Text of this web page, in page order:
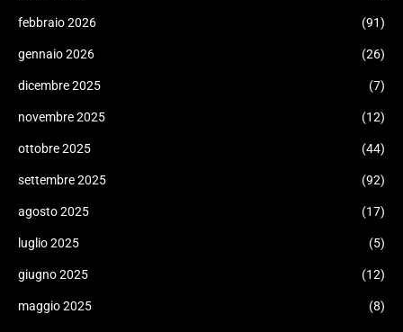
febbraio 2026 (91)
gennaio 2026 (26)
dicembre 2025 (7)
novembre 2025 (12)
ottobre 2025 (44)
settembre 2025 (92)
agosto 2025 (17)
luglio 2025 (5)
giugno 2025 (12)
maggio 2025 (8)